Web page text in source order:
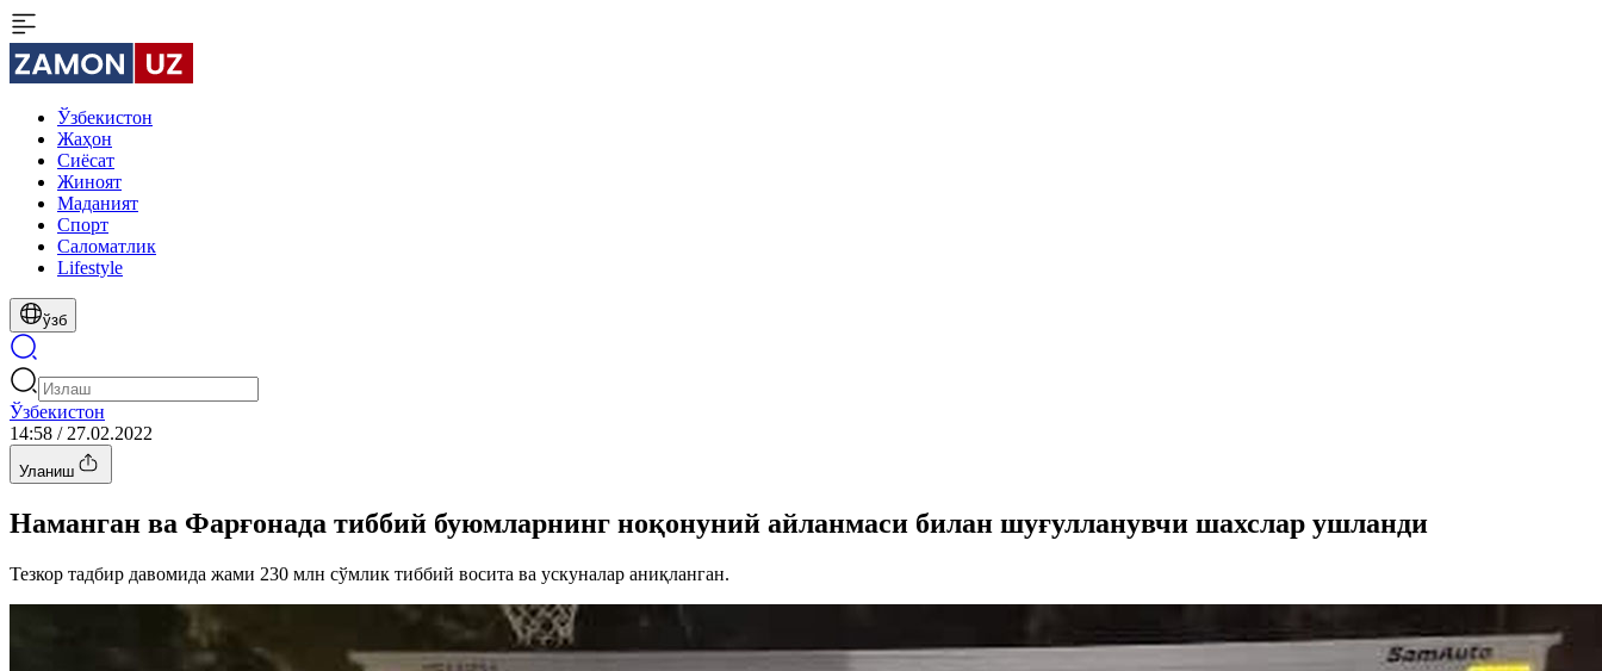
Ўзбекистон
Жаҳон
Сиёсат
Жиноят
Маданият
Спорт
Cаломатлик
Lifestyle
ўзб
Ўзбекистон
14:58 / 27.02.2022
Уланиш
Наманган ва Фарғонада тиббий буюмларнинг ноқонуний айланмаси билан шуғулланувчи шахслар ушланди
Тезкор тадбир давомида жами 230 млн сўмлик тиббий восита ва ускуналар аниқланган.